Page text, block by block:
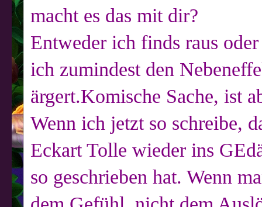
macht es das mit dir?
Entweder ich finds raus
ich zumindest den
ärgert.Komische Sache, ist
Wenn ich jetzt so schreibe,
Eckart Tolle wieder ins
so geschrieben hat. Wenn